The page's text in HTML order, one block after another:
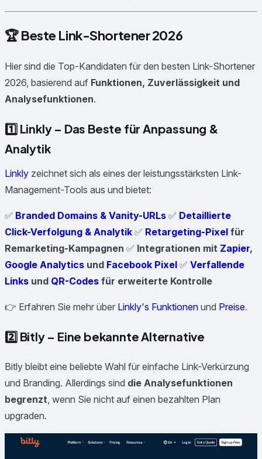
🏆 Beste Link-Shortener 2026
Hier sind die Top-Kandidaten für den besten Link-Shortener
2026, basierend auf Funktionen, Zuverlässigkeit und
Analysefunktionen.
1️⃣ Linkly – Das Beste für Anpassung &
Analytik
Linkly zeichnet sich als eines der leistungsstärksten Link-
Management-Tools aus und bietet:
✅ Branded Domains & Vanity-URLs ✅ Detaillierte
Click-Verfolgung & Analytik ✅ Retargeting-Pixel für
Remarketing-Kampagnen ✅ Integrationen mit Zapier,
Google Analytics und Facebook Pixel ✅ Verfallende
Links und QR-Codes für erweiterte Kontrolle
👉 Erfahren Sie mehr über Linkly's Funktionen und Preise.
2️⃣ Bitly – Eine bekannte Alternative
Bitly bleibt eine beliebte Wahl für einfache Link-Verkürzung
und Branding. Allerdings sind die Analysefunktionen
begrenzt, wenn Sie nicht auf einen bezahlten Plan
upgraden.